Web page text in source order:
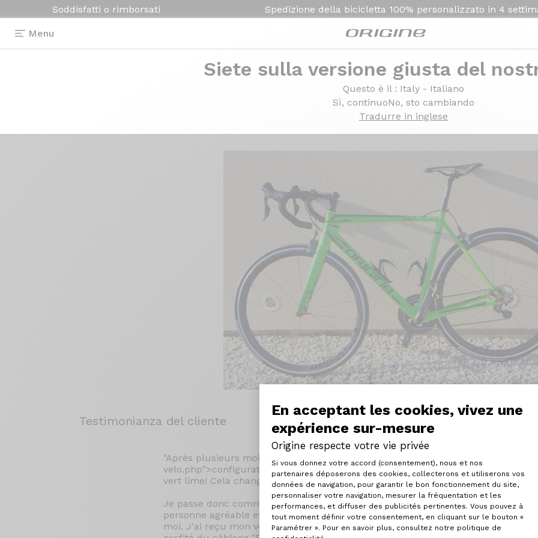
En acceptant les cookies, vivez une
expérience sur-mesure
Origine respecte votre vie privée
Plateforme de Gestion du
Si vous donnez votre accord (consentement), nous et nos
partenaires déposerons des cookies, collecterons et utiliserons vos
données de navigation, pour garantir le bon fonctionnement du site,
personnaliser votre navigation, mesurer la fréquentation et les
performances, et diffuser des publicités pertinentes. Vous pouvez à
tout moment définir votre consentement, en cliquant sur le bouton «
Paramétrer ». Pour en savoir plus, consultez notre politique de
Axeptio consent
Soddisfatti o rimborsati Spedizione della bicicletta 100% personalizzato in 4
Menu
Siete sulla versione giusta del
Questo è il : Italy - Italiano
Sì, continuoNo, sto cambiando
Tradurre in inglese
Axxome Ultegra
Testimonianza del cliente
"Après plusieurs mois à faire "joujou" avec le <a href="configurateur/
velo.php">configurateur du site</a>! Je me décide à passer commande! Pour
vert lime! Cela change des couleurs habituelles (Blanc,noir,...).
Je passe donc commande le jeudi 20 novembre 2014, je finalise la commande
personne agréable et à l'écoute. Place donc au délai de livraison qui sera le
moi. J'ai reçu mon vélo le 9 Février 2015.(2 mois et demie). En contre partie j'ai